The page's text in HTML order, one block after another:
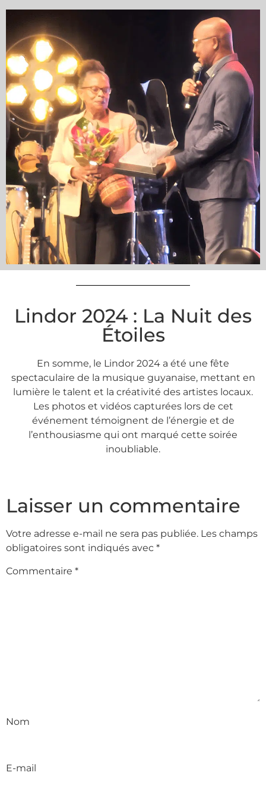
Lindor 2024 : La Nuit des
Étoiles
En somme, le Lindor 2024 a été une fête
spectaculaire de la musique guyanaise, mettant en
lumière le talent et la créativité des artistes locaux.
Les photos et vidéos capturées lors de cet
événement témoignent de l’énergie et de
l’enthousiasme qui ont marqué cette soirée
inoubliable.
Laisser un commentaire
Votre adresse e-mail ne sera pas publiée. Les champs
obligatoires sont indiqués avec *
Commentaire *
Nom
E-mail